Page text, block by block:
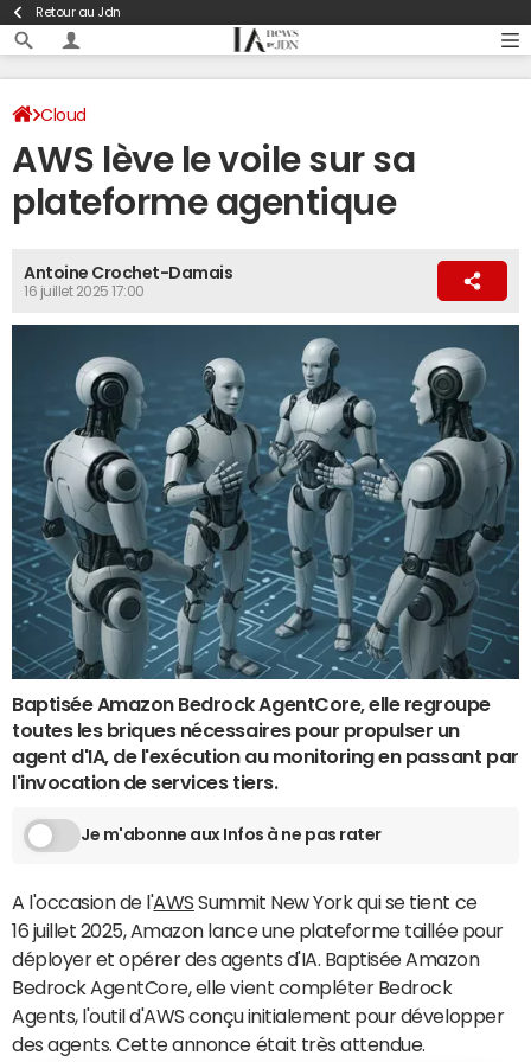
Retour au Jdn
Cloud
AWS lève le voile sur sa
plateforme agentique
Antoine Crochet-Damais
16 juillet 2025 17:00
Baptisée Amazon Bedrock AgentCore, elle regroupe
toutes les briques nécessaires pour propulser un
agent d'IA, de l'exécution au monitoring en passant par
l'invocation de services tiers.
Je m'abonne aux Infos à ne pas rater
A l'occasion de l'AWS Summit New York qui se tient ce
16 juillet 2025, Amazon lance une plateforme taillée pour
déployer et opérer des agents d'IA. Baptisée Amazon
Bedrock AgentCore, elle vient compléter Bedrock
Agents, l'outil d'AWS conçu initialement pour développer
des agents. Cette annonce était très attendue.